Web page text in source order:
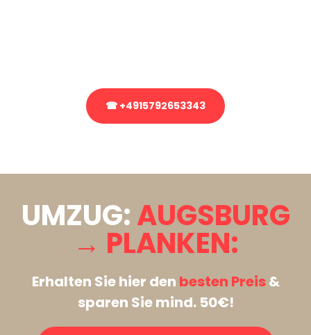
☎ +4915792653343
UMZUG:AUGSBURG
→ PLANKEN:
Erhalten Sie hier den besten Preis&
sparen Sie mind. 50€!